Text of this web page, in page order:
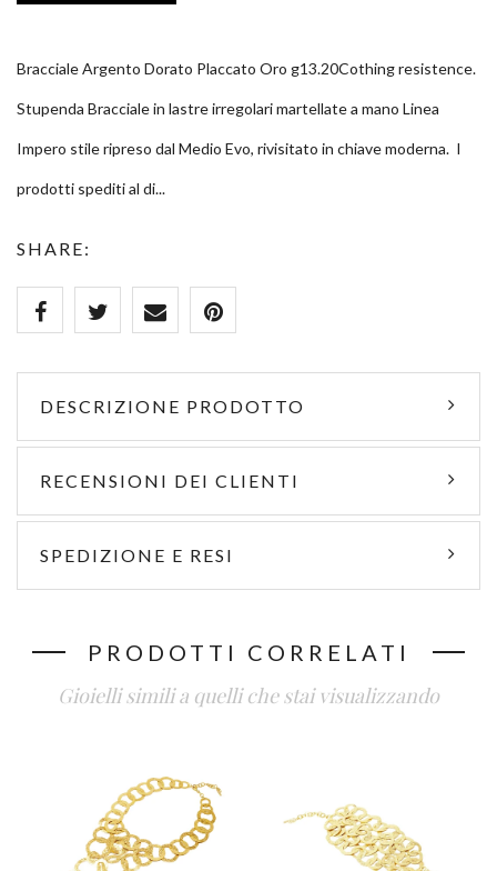
Bracciale Argento Dorato Placcato Oro g13.20Cothing resistence.
Stupenda Bracciale in lastre irregolari martellate a mano Linea
Impero stile ripreso dal Medio Evo, rivisitato in chiave moderna. I
prodotti spediti al di...
SHARE:
DESCRIZIONE PRODOTTO
RECENSIONI DEI CLIENTI
SPEDIZIONE E RESI
PRODOTTI CORRELATI
Gioielli simili a quelli che stai visualizzando